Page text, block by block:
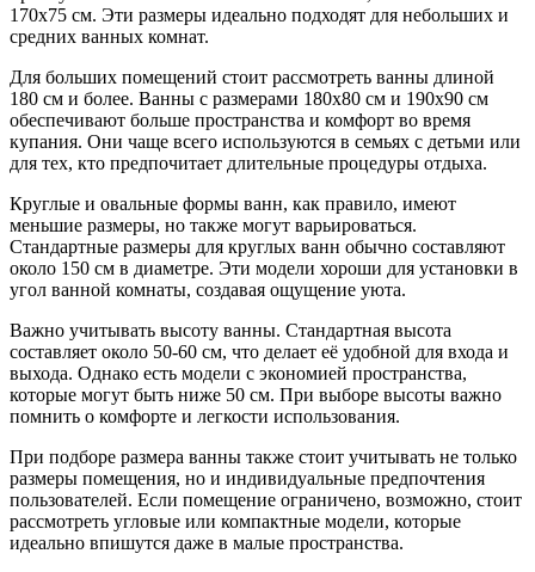
170х75 см. Эти размеры идеально подходят для небольших и
средних ванных комнат.
Для больших помещений стоит рассмотреть ванны длиной
180 см и более. Ванны с размерами 180х80 см и 190х90 см
обеспечивают больше пространства и комфорт во время
купания. Они чаще всего используются в семьях с детьми или
для тех, кто предпочитает длительные процедуры отдыха.
Круглые и овальные формы ванн, как правило, имеют
меньшие размеры, но также могут варьироваться.
Стандартные размеры для круглых ванн обычно составляют
около 150 см в диаметре. Эти модели хороши для установки в
угол ванной комнаты, создавая ощущение уюта.
Важно учитывать высоту ванны. Стандартная высота
составляет около 50-60 см, что делает её удобной для входа и
выхода. Однако есть модели с экономией пространства,
которые могут быть ниже 50 см. При выборе высоты важно
помнить о комфорте и легкости использования.
При подборе размера ванны также стоит учитывать не только
размеры помещения, но и индивидуальные предпочтения
пользователей. Если помещение ограничено, возможно, стоит
рассмотреть угловые или компактные модели, которые
идеально впишутся даже в малые пространства.